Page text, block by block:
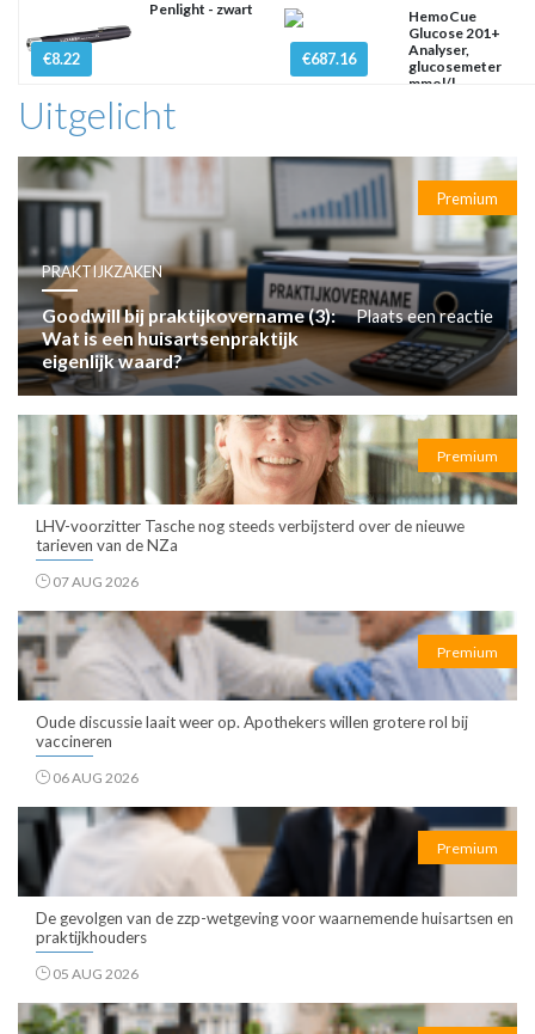
€8.22
Penlight - zwart
€687.16
HemoCue
Glucose 201+
Analyser,
glucosemeter
mmol/l
Uitgelicht
Premium
PRAKTIJKZAKEN
Goodwill bij praktijkovername (3):
Wat is een huisartsenpraktijk
eigenlijk waard?
Plaats een reactie
Premium
LHV-voorzitter Tasche nog steeds verbijsterd over de nieuwe
tarieven van de NZa
07 AUG 2026
Premium
Oude discussie laait weer op. Apothekers willen grotere rol bij
vaccineren
06 AUG 2026
Premium
De gevolgen van de zzp-wetgeving voor waarnemende huisartsen en
praktijkhouders
05 AUG 2026